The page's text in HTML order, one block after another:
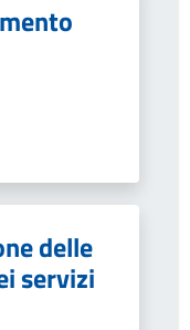
delle
servizi